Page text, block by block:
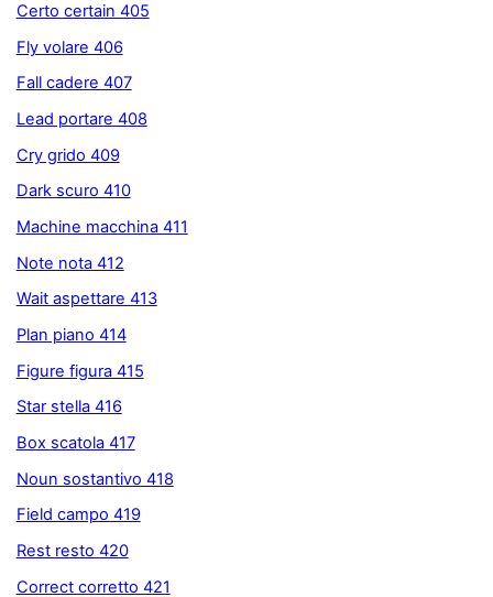
Certo certain 405
Fly volare 406
Fall cadere 407
Lead portare 408
Cry grido 409
Dark scuro 410
Machine macchina 411
Note nota 412
Wait aspettare 413
Plan piano 414
Figure figura 415
Star stella 416
Box scatola 417
Noun sostantivo 418
Field campo 419
Rest resto 420
Correct corretto 421